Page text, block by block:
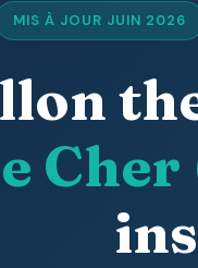
MIS À JOUR JUIN 2026
Cher